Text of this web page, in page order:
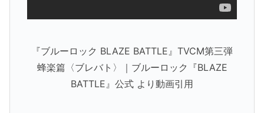
『ブルーロック BLAZE BATTLE』TVCM第三弾
蜂楽篇〈ブレバト〉｜ブルーロック『BLAZE
BATTLE』公式 より動画引用